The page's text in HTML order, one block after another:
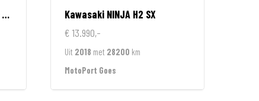
Kawasaki NINJA H2 SX
€ 13.990,-
Uit 2018 met 28200 km
MotoPort Goes